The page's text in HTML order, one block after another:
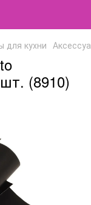
для кухни
(8910)